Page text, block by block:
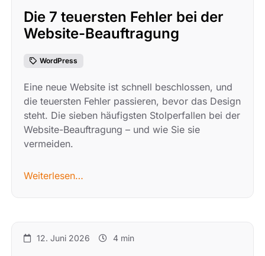
Die 7 teuersten Fehler bei der
Website-Beauftragung
WordPress
Eine neue Website ist schnell beschlossen, und
die teuersten Fehler passieren, bevor das Design
steht. Die sieben häufigsten Stolperfallen bei der
Website-Beauftragung – und wie Sie sie
vermeiden.
Weiterlesen…
12. Juni 2026 4 min